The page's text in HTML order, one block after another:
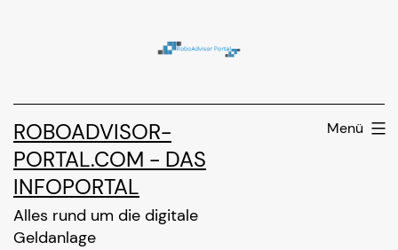
ROBOADVISOR-
PORTAL.COM - DAS
INFOPORTAL
Alles rund um die digitale
Geldanlage
Menü